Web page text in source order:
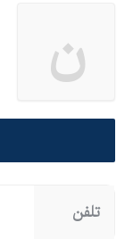
ن
تلفن